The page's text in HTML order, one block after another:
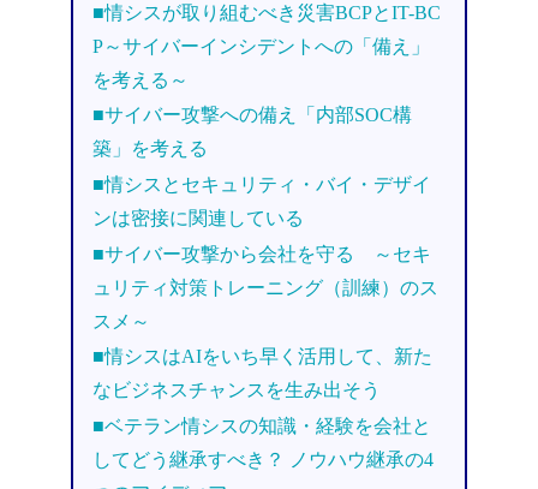
■情シスが取り組むべき災害BCPとIT-BC
P～サイバーインシデントへの「備え」
を考える～
■サイバー攻撃への備え「内部SOC構
築」を考える
■情シスとセキュリティ・バイ・デザイ
ンは密接に関連している
■サイバー攻撃から会社を守る ～セキ
ュリティ対策トレーニング（訓練）のス
スメ～
■情シスはAIをいち早く活用して、新た
なビジネスチャンスを生み出そう
■ベテラン情シスの知識・経験を会社と
してどう継承すべき？ ノウハウ継承の4